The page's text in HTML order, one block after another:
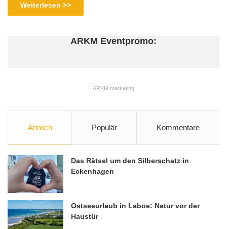
Weiterlesen >>
ARKM Eventpromo:
ARKM.marketing
Ähnlich Populär Kommentare
Das Rätsel um den Silberschatz in
Eckenhagen
Ostseeurlaub in Laboe: Natur vor der
Haustür